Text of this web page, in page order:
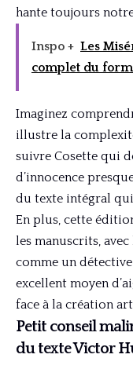
hante toujours
Inspo + Les
complet du
Imaginez
illustre la
suivre Cosette qui
d’innocence
du texte intégral
En plus, cette
les manuscrits,
comme un
excellent moyen
face à la création
Petit conseil
du texte Victor